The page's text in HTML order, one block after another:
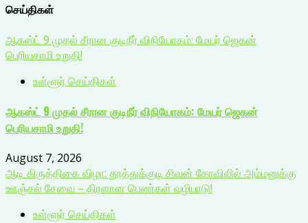
செய்திகள்
ஆகஸ்ட் 9 முதல் சீரான குடிநீர் விநியோகம்: மேயர் ஜெகன்
பெரியசாமி உறுதி!
உள்ளூர் செய்திகள்
ஆகஸ்ட் 9 முதல் சீரான குடிநீர் விநியோகம்: மேயர் ஜெகன்
பெரியசாமி உறுதி!
August 7, 2026
ஆடி கிருத்திகை விழா: தூத்துக்குடி சிவன் கோவிலில் அம்மனுக்கு
ஊஞ்சல் சேவை – திரளான பெண்கள் வழிபாடு!
உள்ளூர் செய்திகள்